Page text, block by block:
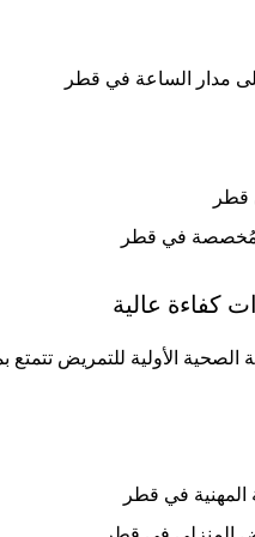
على مدار الساعة في قطر
قطر
المُخصصة في قطر
الأولية للتمريض تتمتع
المهنية في قطر